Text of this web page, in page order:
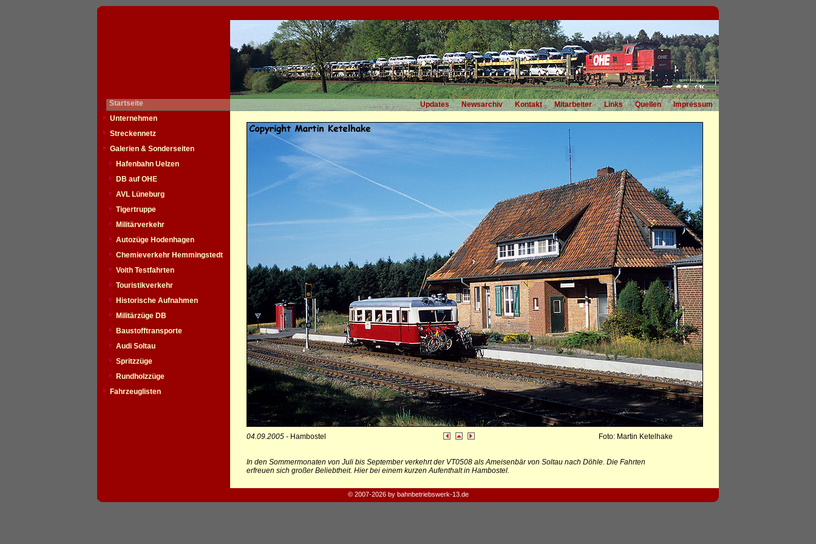
Startseite Updates Newsarchiv Kontakt Mitarbeiter Links Quellen
Impressum
Unternehmen
Streckennetz
Galerien & Sonderseiten
Hafenbahn Uelzen
DB auf OHE
AVL Lüneburg
Tigertruppe
Militärverkehr
Autozüge Hodenhagen
Chemieverkehr Hemmingstedt
Voith Testfahrten
Touristikverkehr
Historische Aufnahmen
Militärzüge DB
Baustofftransporte
Audi Soltau
Spritzzüge
Rundholzzüge
Fahrzeuglisten
04.09.2005- Hambostel Foto: Martin Ketelhake
In den Sommermonaten von Juli bis September verkehrt der VT0508 als Ameisenbär von Soltau nach Döhle. Die Fahrten
erfreuen sich großer Beliebtheit. Hier bei einem kurzen Aufenthalt in Hambostel.
© 2007-2026 by bahnbetriebswerk-13.de